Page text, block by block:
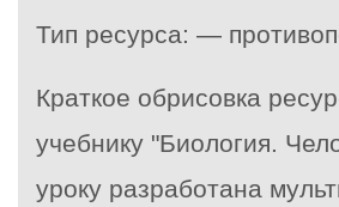
Тип ресурса: —
Краткое обрисовка
учебнику "Биология.
уроку разработана